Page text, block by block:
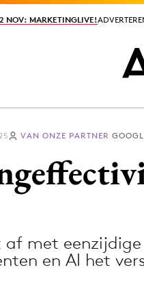
NOV: MARKETINGLIVE!
NOV: MARKETINGLIVE!
Design
Digital transformation
VAN ONZE PARTNER
af met
en AI het